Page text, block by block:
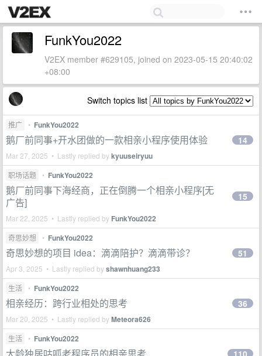
FunkYou2022
V2EX member #629105, joined on 2023-05-15 20:40:02
+08:00
Switch topics list
推广 • FunkYou2022
鹅厂前同事+开水团做的一款相亲小程序使用体验
Mar 27, 2025 • Lastly replied bykyuuseiryuu
14
职场话题 • FunkYou2022
鹅厂前同事下海经商，正在倒腾一个相亲小程序[无
广告]
Mar 22, 2025 • Lastly replied by FunkYou2022
15
奇思妙想 • FunkYou2022
奇思妙想的项目 idea：滴滴陪护？滴滴带诊？
Apr 3, 2025 • Lastly replied byshawnhuang233
51
生活 • FunkYou2022
相亲经历：跨行业相处的思考
Mar 20, 2025 • Lastly replied byMeteora626
36
生活 • FunkYou2022
110